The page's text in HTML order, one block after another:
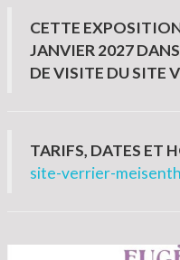
CETTE
JANVIER 2027
DE VISITE DU SITE
TARIFS, DATES ET
site-verrier-